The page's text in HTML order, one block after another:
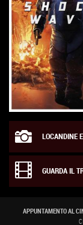
LOCANDINE
GUARDA IL
APPUNTAMENTO AL